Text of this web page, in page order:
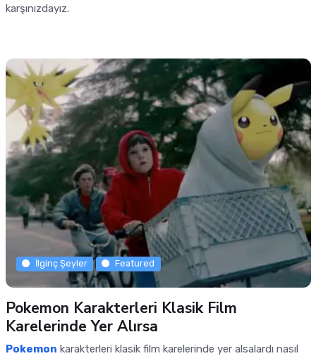
karşınızdayız.
İlginç Şeyler Featured
Pokemon Karakterleri Klasik Film
Karelerinde Yer Alırsa
Pokemon karakterleri klasik film karelerinde yer alsalardı nasıl